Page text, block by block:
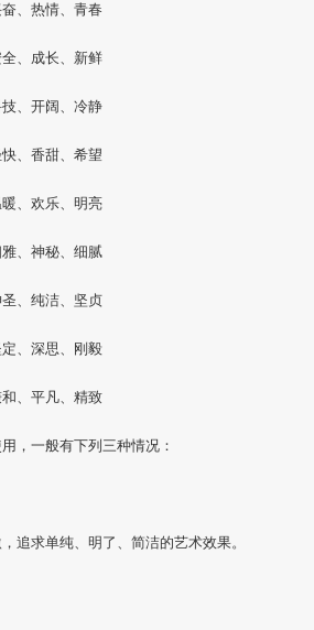
、热情、青春
、成长、新鲜
、开阔、冷静
、香甜、希望
、欢乐、明亮
、神秘、细腻
、纯洁、坚贞
、深思、刚毅
、平凡、精致
，一般有下列三种情况：
追求单纯、明了、简洁的艺术效果。